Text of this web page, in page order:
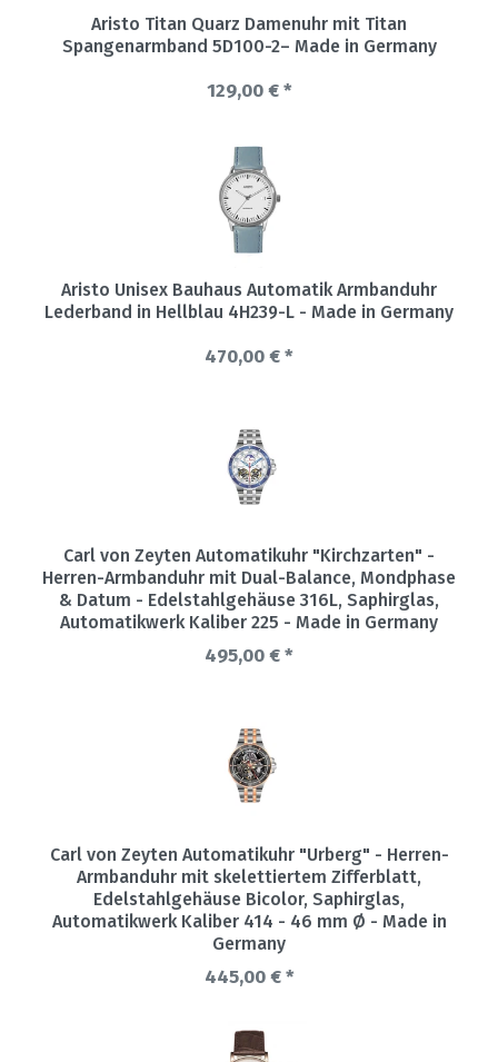
Aristo Titan Quarz Damenuhr mit Titan
Spangenarmband 5D100-2– Made in Germany
129,00 € *
Aristo Unisex Bauhaus Automatik Armbanduhr
Lederband in Hellblau 4H239-L - Made in Germany
470,00 € *
Carl von Zeyten Automatikuhr "Kirchzarten" -
Herren-Armbanduhr mit Dual-Balance, Mondphase
& Datum - Edelstahlgehäuse 316L, Saphirglas,
Automatikwerk Kaliber 225 - Made in Germany
495,00 € *
Carl von Zeyten Automatikuhr "Urberg" - Herren-
Armbanduhr mit skelettiertem Zifferblatt,
Edelstahlgehäuse Bicolor, Saphirglas,
Automatikwerk Kaliber 414 - 46 mm Ø - Made in
Germany
445,00 € *